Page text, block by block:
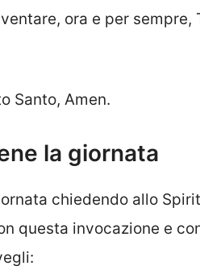
ora e per sempre,
Santo, Amen.
la giornata
chiedendo allo
questa invocazione e